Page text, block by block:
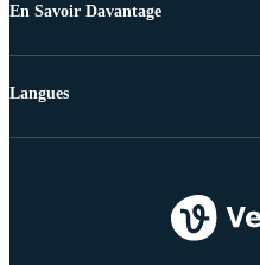
En Savoir Davantage
Langues